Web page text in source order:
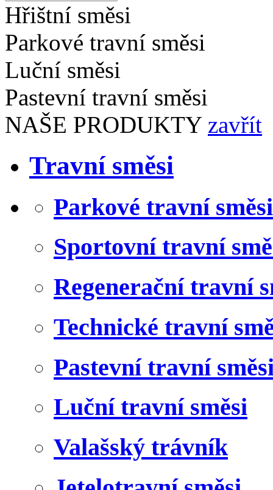
Hřištní směsi
Parkové travní směsi
Luční směsi
Pastevní travní směsi
NAŠE PRODUKTY zavřít
Travní směsi
Parkové travní směsi
Sportovní travní
Regenerační travní
Technické travní
Pastevní travní
Luční travní směsi
Valašský trávník